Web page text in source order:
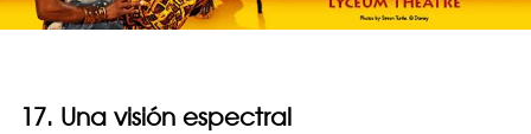
17. Una visión espectral